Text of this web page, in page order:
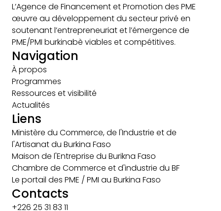
L’Agence de Financement et Promotion des PME
œuvre au développement du secteur privé en
soutenant l’entrepreneuriat et l’émergence de
PME/PMI burkinabè viables et compétitives.
Navigation
À propos
Programmes
Ressources et visibilité
Actualités
Liens
Ministère du Commerce, de l'Industrie et de
l'Artisanat du Burkina Faso
Maison de l'Entreprise du Burikna Faso
Chambre de Commerce et d'industrie du BF
Le portail des PME / PMI au Burkina Faso
Contacts
+226 25 31 83 11